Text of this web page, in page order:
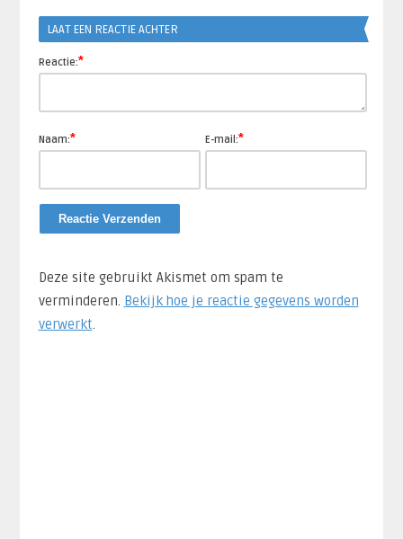
LAAT EEN REACTIE ACHTER
Reactie:*
Naam:* E-mail:*
Deze site gebruikt Akismet om spam te
verminderen. Bekijk hoe je reactie gegevens worden
verwerkt.